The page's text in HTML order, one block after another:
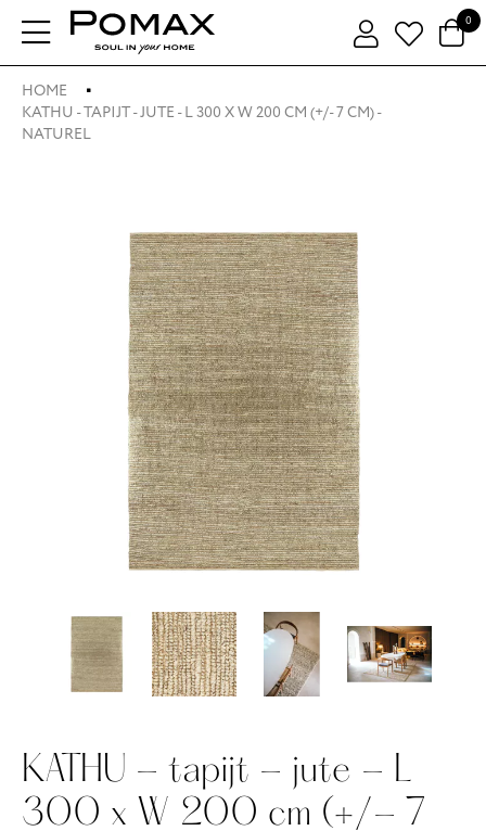
0
HOME
KATHU - TAPIJT - JUTE - L 300 X W 200 CM (+/- 7 CM) -
NATUREL
KATHU - tapijt - jute - L
300 x W 200 cm (+/- 7